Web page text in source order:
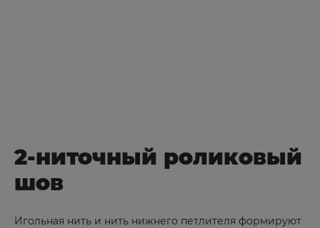
2-ниточный роликовый
шов
Игольная нить и нить нижнего петлителя формируют
Жирновск